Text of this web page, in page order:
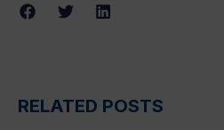
RELATED POSTS